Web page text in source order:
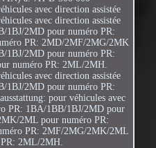
avec direction assistée
avec direction assistée
1BJ/2MD pour numéro PR:
PR: 2MD/2MF/2MG/2MK
1BJ/2MD pour numéro PR:
numéro PR: 2ML/2MH.
avec direction assistée
1BJ/2MD pour numéro PR:
pour véhicules avec
PR: 1BA/1BB/1BJ/2MD pour
2ML pour numéro PR:
PR: 2MF/2MG/2MK/2ML
2ML/2MH.